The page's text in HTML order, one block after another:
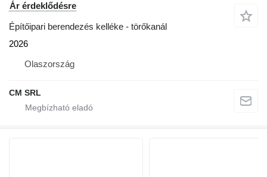
Ár érdeklődésre
Építőipari berendezés kelléke - törőkanál
2026
Olaszország
CM SRL